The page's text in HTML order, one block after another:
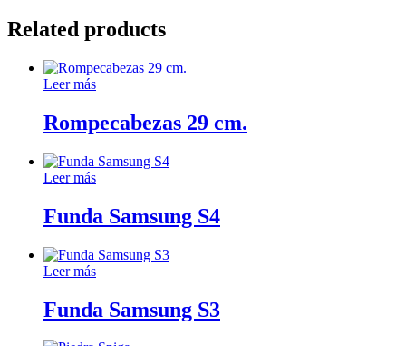
Related products
Leer más
Rompecabezas 29 cm.
Leer más
Funda Samsung S4
Leer más
Funda Samsung S3